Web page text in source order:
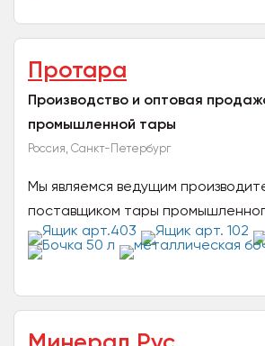
Протара
Производство и оптовая
промышленной тары
Россия, Санкт-Петербург
Мы являемся ведущим
поставщиком тары
Северо-Западном и Центральном
Наша компания "ПроТара...